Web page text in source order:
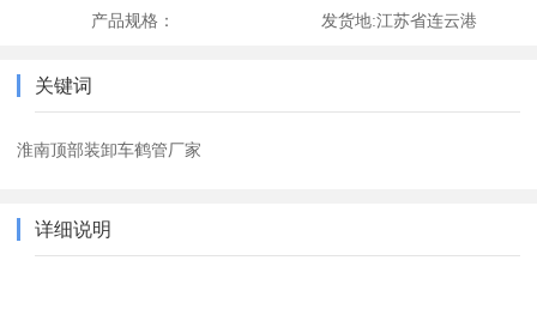
产品规格： 发货地:江苏省连云港
关键词
淮南顶部装卸车鹤管厂家
详细说明